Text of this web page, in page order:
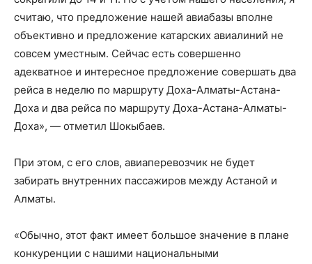
считаю, что предложение нашей авиабазы вполне
объективно и предложение катарских авиалиний не
совсем уместным. Сейчас есть совершенно
адекватное и интересное предложение совершать два
рейса в неделю по маршруту Доха-Алматы-Астана-
Доха и два рейса по маршруту Доха-Астана-Алматы-
Доха», — отметил Шокыбаев.
При этом, с его слов, авиаперевозчик не будет
забирать внутренних пассажиров между Астаной и
Алматы.
«Обычно, этот факт имеет большое значение в плане
конкуренции с нашими национальными